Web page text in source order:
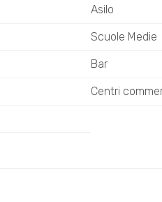
Asilo
Scuole Medie
Bar
Centri